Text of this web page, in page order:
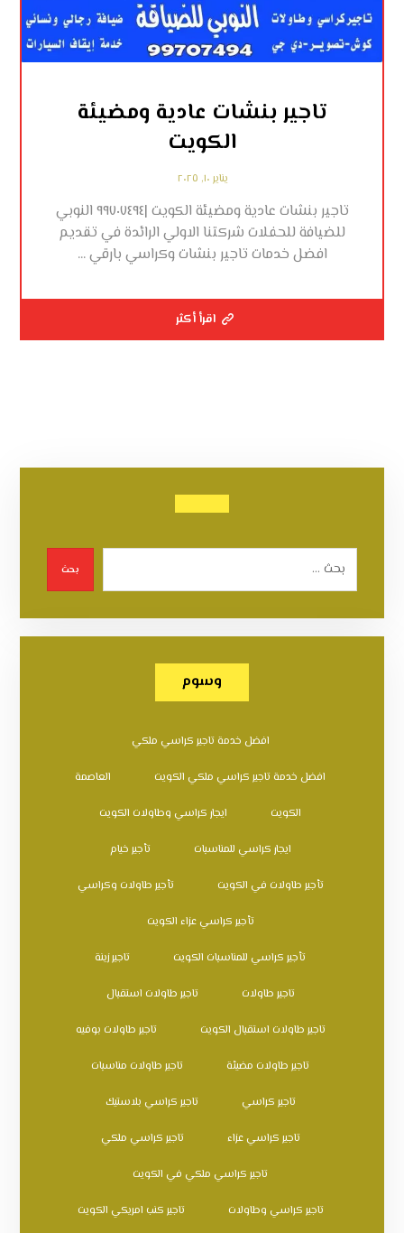
تاجير بنشات عادية ومضيئة
الكويت
يناير ١٠, ٢٠٢٥
تاجير بنشات عادية ومضيئة الكويت |٩٩٧٠٧٤٩٤ النوبي
للضيافة للحفلات شركتنا الاولي الرائدة في تقديم
افضل خدمات تاجير بنشات وكراسي بارقي ...
اقرأ أكثر
بحث
وسوم
افضل خدمة تاجير كراسي ملكي
افضل خدمة تاجير كراسي ملكي الكويت العاصمة
الكويت ايجار كراسي وطاولات الكويت
ايجار كراسي للمناسبات تأجير خيام
تأجير طاولات في الكويت تأجير طاولات وكراسي
تأجير كراسي عزاء الكويت
تأجير كراسي للمناسبات الكويت تاجير زينة
تاجير طاولات تاجير طاولات استقبال
تاجير طاولات استقبال الكويت تاجير طاولات بوفيه
تاجير طاولات مضيئة تاجير طاولات مناسبات
تاجير كراسي تاجير كراسي بلاستيك
تاجير كراسي عزاء تاجير كراسي ملكي
تاجير كراسي ملكي في الكويت
تاجير كراسي وطاولات تاجير كنب امريكي الكويت